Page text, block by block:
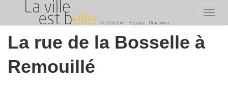
content
La rue de la Bosselle à
Remouillé